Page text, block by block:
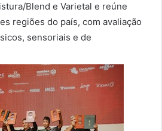
Blend e Varietal e reúne
regiões do país, com avaliação
sensoriais e de